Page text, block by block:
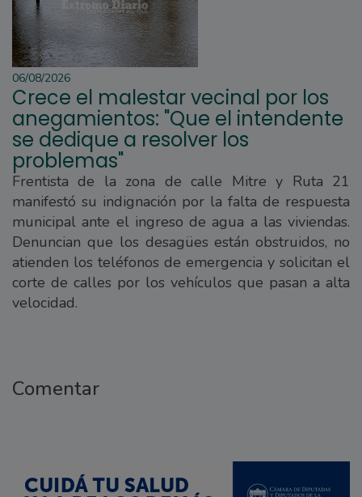
06/08/2026
Crece el malestar vecinal por los
anegamientos: "Que el intendente
se dedique a resolver los
problemas"
Frentista de la zona de calle Mitre y Ruta 21
manifestó su indignación por la falta de respuesta
municipal ante el ingreso de agua a las viviendas.
Denuncian que los desagües están obstruidos, no
atienden los teléfonos de emergencia y solicitan el
corte de calles por los vehículos que pasan a alta
velocidad.
Comentar